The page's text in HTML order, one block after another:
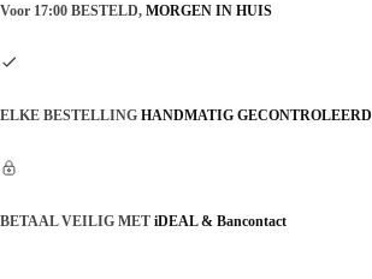
Voor 17:00 BESTELD, MORGEN IN HUIS
ELKE BESTELLING HANDMATIG GECONTROLEERD
BETAAL VEILIG MET iDEAL & Bancontact